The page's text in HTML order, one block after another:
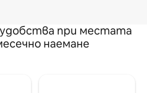
при местата
наемане